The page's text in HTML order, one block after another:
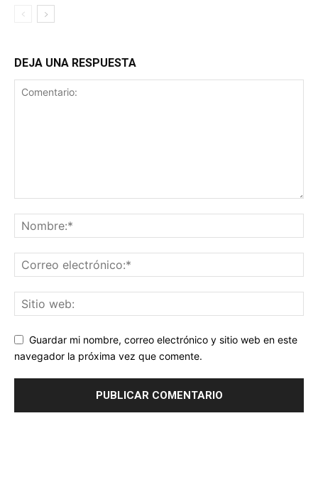
DEJA UNA RESPUESTA
Guardar mi nombre, correo electrónico y sitio web en este
navegador la próxima vez que comente.